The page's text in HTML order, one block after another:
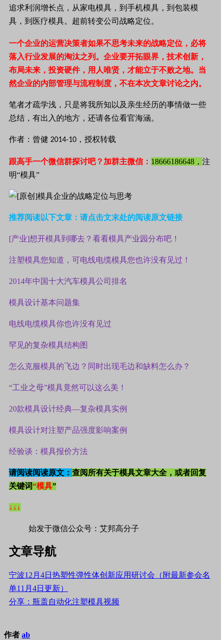
追求利润增长点，从家电模具，到手机模具，到包装模
具，到医疗模具。超前转变公司战略定位。
一个企业的运营决策者如果不思考未来的战略定位，必将
落入行业发展的淘汰之列。企业要开拓眼界，技术创新，
布局未来，投资硬件，用人唯贤，才能立于不败之地。当
然企业的内部管理与流程制度，不在本次文章讨论之内。
笔者才疏学浅，只是将我所知以及亲生经历的事情做一些
总结，有出入的地方，还请各位看官海涵。
作者：曾健 2014-10 ，授权转载
跟高手一个微信群探讨吧？加群主微信： 18666186648， 注
明“模具”
推荐阅读以下文章：请点击文末处的阅读原文链接
[产业]想开模具到哪去？看看模具产业园分布吧！
注塑模具您知道，可电线电缆模具您也许没有见过！
2014年中国十大汽车模具公司排名
模具设计基本问题集
电线电缆模具你也许没有见过
罕见的复杂模具结构图
怎么克服模具的飞边？同时出现毛边和缺料怎么办？
“工业之母”模具竟然可以这么美！
20款模具设计经典—复杂模具实例
模具设计对注塑产品强度影响案例
经验谈：模具报价方法
请阅读阅读原文： 查阅所有关于模具文章大全，或者回复
关键词“模具”
↓↓↓
始发于微信公众号：艾邦高分子
文章导航
宁波12月4日热塑性弹性体创新应用研讨会（附最新参会名
单11月4日更新）
分享：瓶盖自动化注塑模具视频
作者 ab